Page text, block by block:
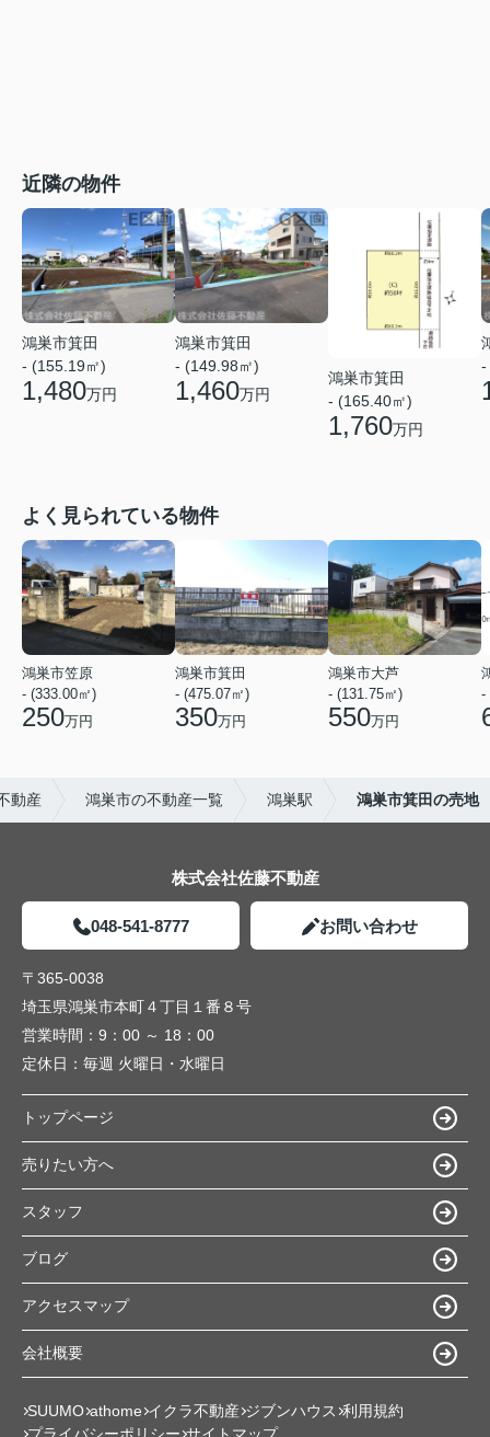
近隣の物件
鴻巣市箕田
- (155.19㎡)
1,480万円
鴻巣市箕田
- (149.98㎡)
1,460万円
鴻巣市箕田
- (165.40㎡)
1,760万円
-
よく見られている物件
鴻巣市笠原
- (333.00㎡)
250万円
鴻巣市箕田
- (475.07㎡)
350万円
鴻巣市大芦
- (131.75㎡)
550万円
-
動産 鴻巣市の不動産一覧 鴻巣駅 鴻巣市箕田の売地
株式会社佐藤不動産
048-541-8777 お問い合わせ
〒365-0038
埼玉県鴻巣市本町４丁目１番８号
営業時間： 9：00 ～ 18：00
定休日： 毎週 火曜日・水曜日
トップページ
売りたい方へ
スタッフ
ブログ
アクセスマップ
会社概要
SUUMO athome イクラ不動産 ジブンハウス 利用規約
プライバシーポリシー サイトマップ